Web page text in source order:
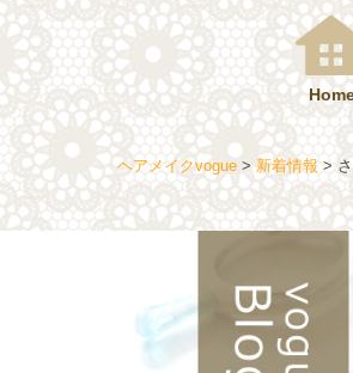
ヘアメイクvogue>新着情報 >